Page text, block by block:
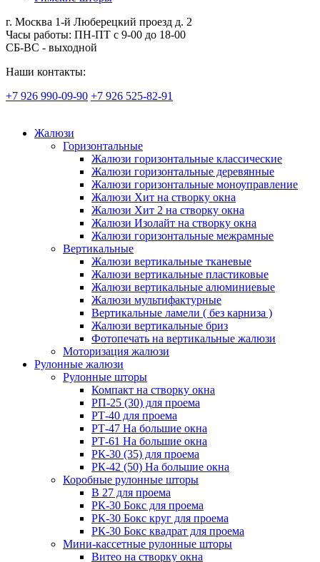
г. Москва 1-й Люберецкий проезд д. 2
Часы работы: ПН-ПТ с 9-00 до 18-00
СБ-ВС - выходной
Наши контакты:
+7 926 990-09-90 +7 926 525-82-91
Жалюзи
Горизонтальные
Жалюзи горизонтальные классические
Жалюзи горизонтальные деревянные
Жалюзи горизонтальные моноуправление
Жалюзи Хит на створку окна
Жалюзи Хит 2 на створку окна
Жалюзи Изолайт на створку окна
Жалюзи горизонтальные межрамные
Вертикальные
Жалюзи вертикальные тканевые
Жалюзи вертикальные пластиковые
Жалюзи вертикальные алюминиевые
Жалюзи мультифактурные
Вертикальные ламели ( без карниза )
Жалюзи вертикальные бриз
Фотопечать на вертикальные жалюзи
Моторизация жалюзи
Рулонные жалюзи
Рулонные шторы
Компакт на створку окна
РП-25 (30) для проема
РТ-40 для проема
РТ-47 На большие окна
РТ-61 На большие окна
РК-30 (35) для проема
РК-42 (50) На большие окна
Коробные рулонные шторы
B 27 для проема
РК-30 Бокс для проема
РК-30 Бокс круг для проема
РК-30 Бокс квадрат для проема
Мини-кассетные рулонные шторы
Витео на створку окна